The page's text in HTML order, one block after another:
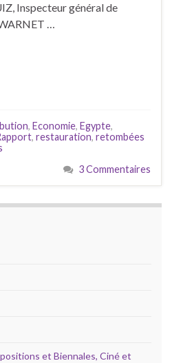
Inspecteur général de
…
, Economie, Egypte,
, restauration, retombées
3 Commentaires
et Biennales, Ciné et